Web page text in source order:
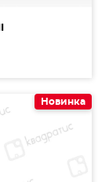
Новинка